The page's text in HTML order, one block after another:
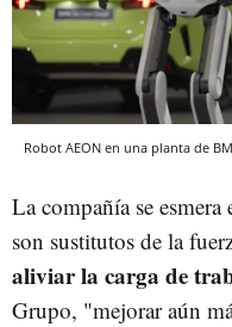
Robot AEON en una planta de
La compañía se
son sustitutos de la
aliviar la carga de
Grupo, "mejorar aún